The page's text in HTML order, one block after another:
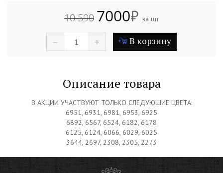
10 590 7000₽ за шт
– + В корзину
Описание товара
В АКЦИИ УЧАСТВУЮТ ТОЛЬКО СЛЕДУЮЩИЕ ЦВЕТА:
6951, 6931, 6981, 6953, 6925
6892, 6567, 6524, 6182, 6178
6125, 6124, 6066, 6029, 6025
3644, 2697, 2308, 2305, 2273